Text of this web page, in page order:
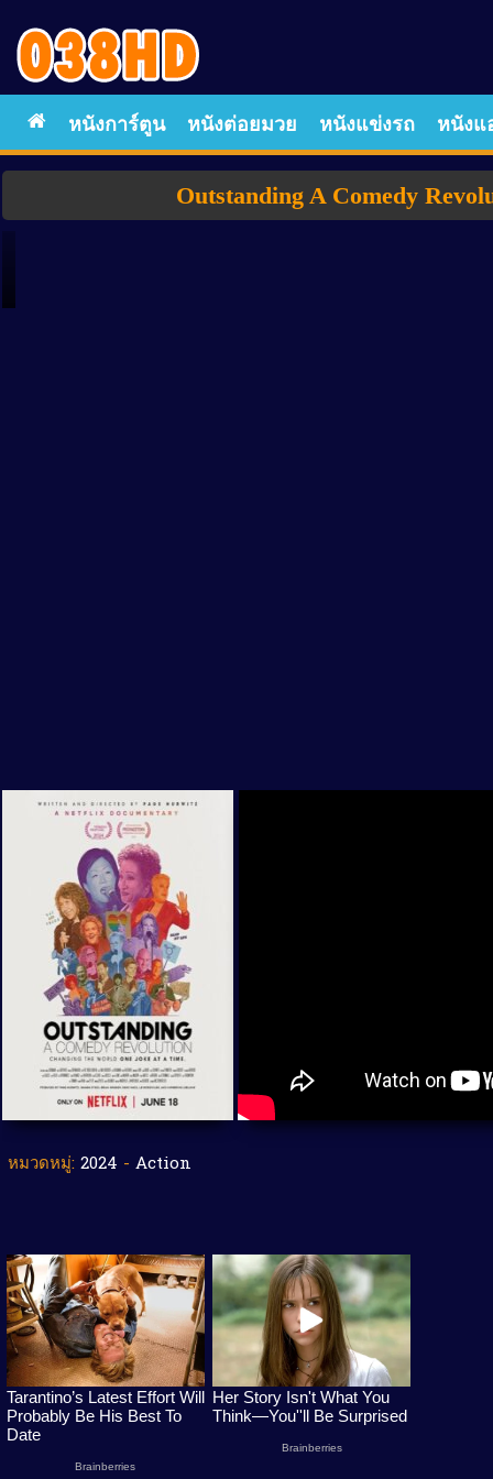
หนังการ์ตูน หนังต่อยมวย หนังแข่งรถ หนัง
Outstanding A Comedy
หมวดหมู่: 2024 - Action